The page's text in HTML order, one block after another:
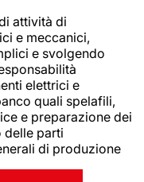
attività di
e meccanici,
e svolgendo
elettrici e
quali spelafili,
e preparazione dei
delle parti
di produzione